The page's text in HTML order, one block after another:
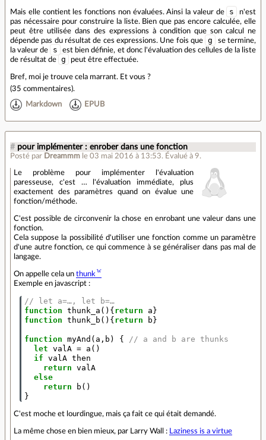
Mais elle contient les fonctions non évaluées. Ainsi la valeur de s
n'est
pas nécessaire pour construire la liste. Bien que pas encore calculée, elle
peut être utilisée dans des expressions à condition que son calcul ne
dépende pas du résultat de ces expressions. Une fois que
g
se termine,
la valeur de
s
est bien définie, et donc l'évaluation des cellules de la liste
de résultat de
g peut être effectuée.
Bref, moi je trouve cela marrant. Et vous ?
(35 commentaires).
Markdown EPUB
# pour implémenter : enrober dans une fonction
Posté par Dreammm le 03 mai 2016 à 13:53. Évalué à 9.
Le problème pour implémenter l'évaluation
paresseuse, c'est … l'évaluation immédiate, plus
exactement des paramètres quand on évalue une
fonction/méthode.
C'est possible de circonvenir la chose en enrobant une valeur dans une
fonction.
Cela suppose la possibilité d'utiliser une fonction comme un paramètre
d'une autre fonction, ce qui commence à se généraliser dans pas mal de
langage.
On appelle cela un thunk
Exemple en javascript :
// let a=…, let b=…
function thunk_a (){return a}
function thunk_b (){return b}
function myAnd ( a , b ) {
// a and b are thunks
let valA = a ()
if valA then
return valA
else
return
b ()
}
C'est moche et lourdingue, mais ça fait ce qui était demandé.
La même chose en bien mieux, par Larry Wall : Laziness is a virtue